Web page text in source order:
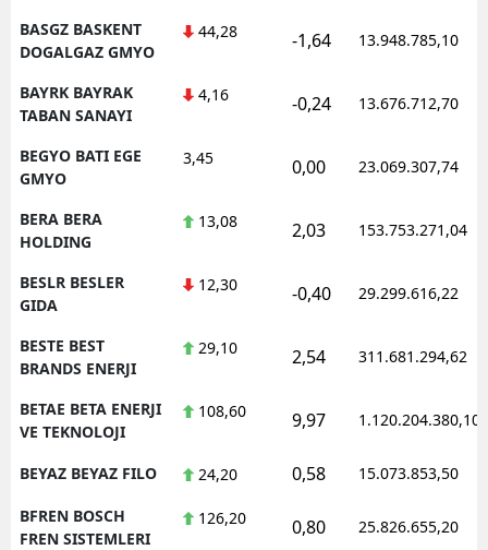
BASGZ BASKENT
DOGALGAZ GMYO
44,28 -1,64 13.948.785,10
BAYRK BAYRAK
TABAN SANAYI
4,16 -0,24 13.676.712,70
BEGYO BATI EGE
GMYO
3,45 0,00 23.069.307,74
BERA BERA
HOLDING
13,08 2,03 153.753.271,04
BESLR BESLER
GIDA
12,30 -0,40 29.299.616,22
BESTE BEST
BRANDS ENERJI
29,10 2,54 311.681.294,62
BETAE BETA ENERJI
VE TEKNOLOJI
108,60 9,97 1.120.204.380,10
BEYAZ BEYAZ FILO 24,20 0,58 15.073.853,50
BFREN BOSCH
FREN SISTEMLERI
126,20 0,80 25.826.655,20